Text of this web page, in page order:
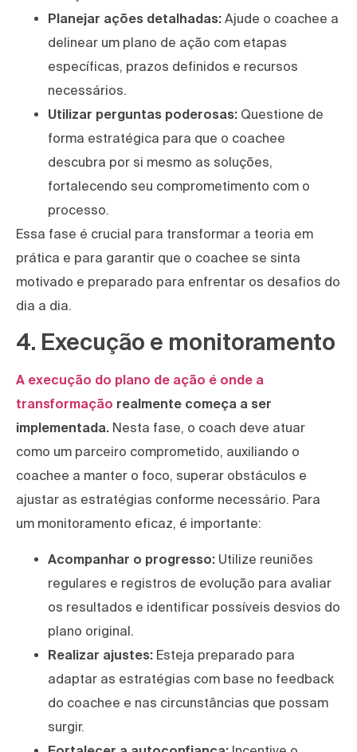
Planejar ações detalhadas: Ajude o coachee a
delinear um plano de ação com etapas
específicas, prazos definidos e recursos
necessários.
Utilizar perguntas poderosas: Questione de
forma estratégica para que o coachee
descubra por si mesmo as soluções,
fortalecendo seu comprometimento com o
processo.
Essa fase é crucial para transformar a teoria em
prática e para garantir que o coachee se sinta
motivado e preparado para enfrentar os desafios do
dia a dia.
4. Execução e monitoramento
A execução do plano de ação é onde a
transformação realmente começa a ser
implementada. Nesta fase, o coach deve atuar
como um parceiro comprometido, auxiliando o
coachee a manter o foco, superar obstáculos e
ajustar as estratégias conforme necessário. Para
um monitoramento eficaz, é importante:
Acompanhar o progresso: Utilize reuniões
regulares e registros de evolução para avaliar
os resultados e identificar possíveis desvios do
plano original.
Realizar ajustes: Esteja preparado para
adaptar as estratégias com base no feedback
do coachee e nas circunstâncias que possam
surgir.